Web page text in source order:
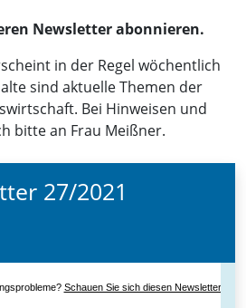
Newsletter abonnieren.
in der Regel wöchentlich
sind aktuelle Themen der
Bei Hinweisen und
bitte an Frau Meißner.
27/2021